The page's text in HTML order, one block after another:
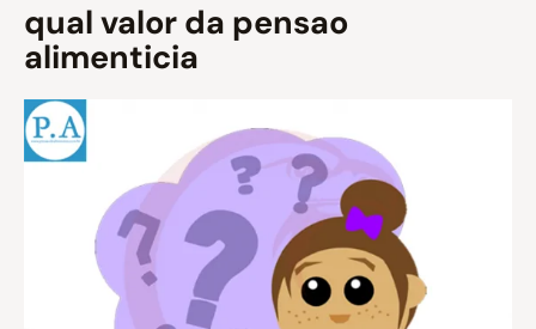
qual valor da pensao
alimenticia